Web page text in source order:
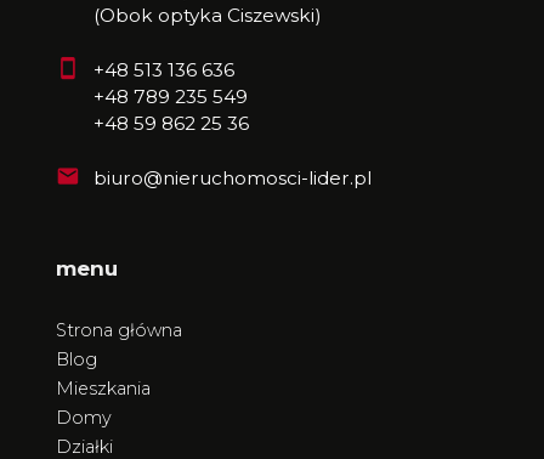
(Obok optyka Ciszewski)
+48 513 136 636
+48 789 235 549
+48 59 862 25 36
biuro@nieruchomosci-lider.pl
menu
Strona główna
Blog
Mieszkania
Domy
Działki